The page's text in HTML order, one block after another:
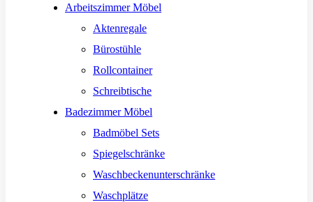
Arbeitszimmer Möbel
Aktenregale
Bürostühle
Rollcontainer
Schreibtische
Badezimmer Möbel
Badmöbel Sets
Spiegelschränke
Waschbeckenunterschränke
Waschplätze